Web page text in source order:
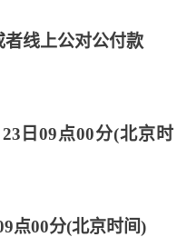
线上公对公付款
日09点00分(北京时
点00分(北京时间)